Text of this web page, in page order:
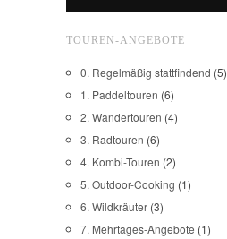
TOUREN-ANGEBOTE
0. Regelmäßig stattfindend (5)
1. Paddeltouren (6)
2. Wandertouren (4)
3. Radtouren (6)
4. Kombi-Touren (2)
5. Outdoor-Cooking (1)
6. Wildkräuter (3)
7. Mehrtages-Angebote (1)